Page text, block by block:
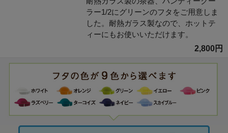
ラー1/2にグリーンのフタをご用意しま
した。耐熱ガラス製なので、ホットテ
ィーにもお使いいただけます。
2,800円